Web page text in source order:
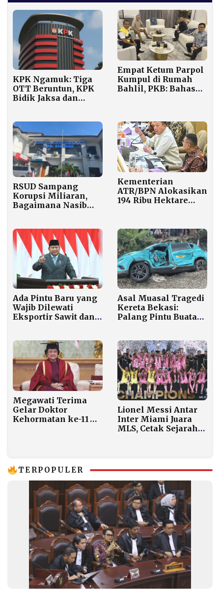
KPK Ngamuk: Tiga
OTT Beruntun, KPK
Bidik Jaksa dan
Empat Ketum Parpol
Kumpul di Rumah
Bahlil, PKB: Bahas
RSUD Sampang
Korupsi Miliaran,
Bagaimana Nasib
Kementerian
ATR/BPN Alokasikan
194 Ribu Hektare
Korban Banjir
Sumatra
Ada Pintu Baru yang
Wajib Dilewati
Eksportir Sawit dan
Entitasnya
Asal Muasal Tragedi
Kereta Bekasi:
Palang Pintu Buatan
Megawati Terima
Gelar Doktor
Kehormatan ke-11
Lionel Messi Antar
Inter Miami Juara
MLS, Cetak Sejarah
TERPOPULER